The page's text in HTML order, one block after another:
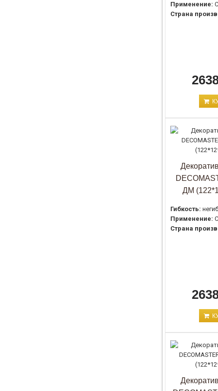
Применение:
Страна
ДМ
Гибкость:
Применение:
Страна